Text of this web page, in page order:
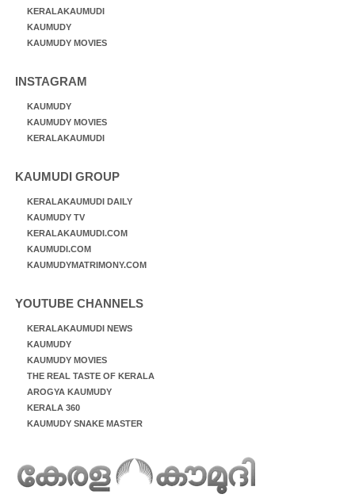
KERALAKAUMUDI
KAUMUDY
KAUMUDY MOVIES
INSTAGRAM
KAUMUDY
KAUMUDY MOVIES
KERALAKAUMUDI
KAUMUDI GROUP
KERALAKAUMUDI DAILY
KAUMUDY TV
KERALAKAUMUDI.COM
KAUMUDI.COM
KAUMUDYMATRIMONY.COM
YOUTUBE CHANNELS
KERALAKAUMUDI NEWS
KAUMUDY
KAUMUDY MOVIES
THE REAL TASTE OF KERALA
AROGYA KAUMUDY
KERALA 360
KAUMUDY SNAKE MASTER